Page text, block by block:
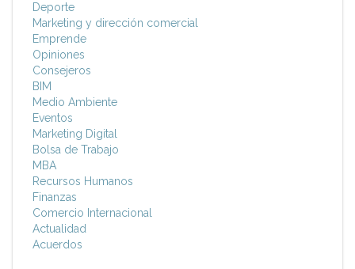
Deporte
Marketing y dirección comercial
Emprende
Opiniones
Consejeros
BIM
Medio Ambiente
Eventos
Marketing Digital
Bolsa de Trabajo
MBA
Recursos Humanos
Finanzas
Comercio Internacional
Actualidad
Acuerdos